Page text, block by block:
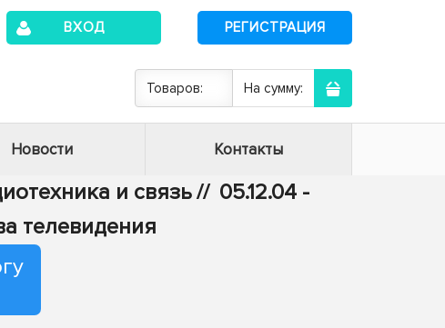
ВХОД РЕГИСТРАЦИЯ
Товаров: На сумму:
Новости Контакты
и связь// 05.12.04 -
телевидения